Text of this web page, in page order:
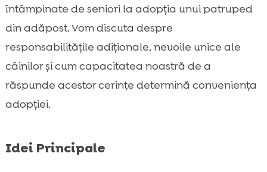
 Stăpân în vârstă câine din adăpost: cum să
alegem corect?

Sfaturi pentru o tranziție ușoară a câinelui
adoptat
Importanța alegerii hranei potrivite pentru
câine
Alegerea hranei umede potrivite pentru
 Îngrijirea dentară a câinilor seniorilor
întâmpinate de seniori la adopția unui patruped
din adăpost. Vom discuta despre
responsabilitățile adiționale, nevoile unice ale
câinilor și cum capacitatea noastră de a
răspunde acestor cerințe determină conveniența
adopției.
Idei Principale